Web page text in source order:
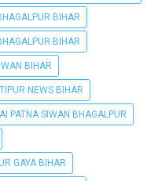
BIHAR
BIHAR
BIHAR
NEWS BIHAR
PATNA SIWAN BHAGALPUR
GAYA BIHAR